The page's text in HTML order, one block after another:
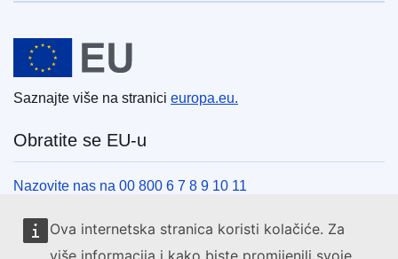
Ova internetska stranica koristi kolačiće. Za
više informacija i kako biste promijenili svoje
Europska unija
Saznajte više na stranici europa.eu.
Obratite se EU-u
Nazovite nas na 00 800 6 7 8 9 10 11
Uspostavite telefonsku vezu na drugi način
Pišite nam služeći se našim obrascem za kontakt